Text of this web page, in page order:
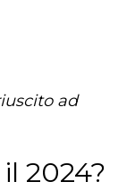
ad
2024?